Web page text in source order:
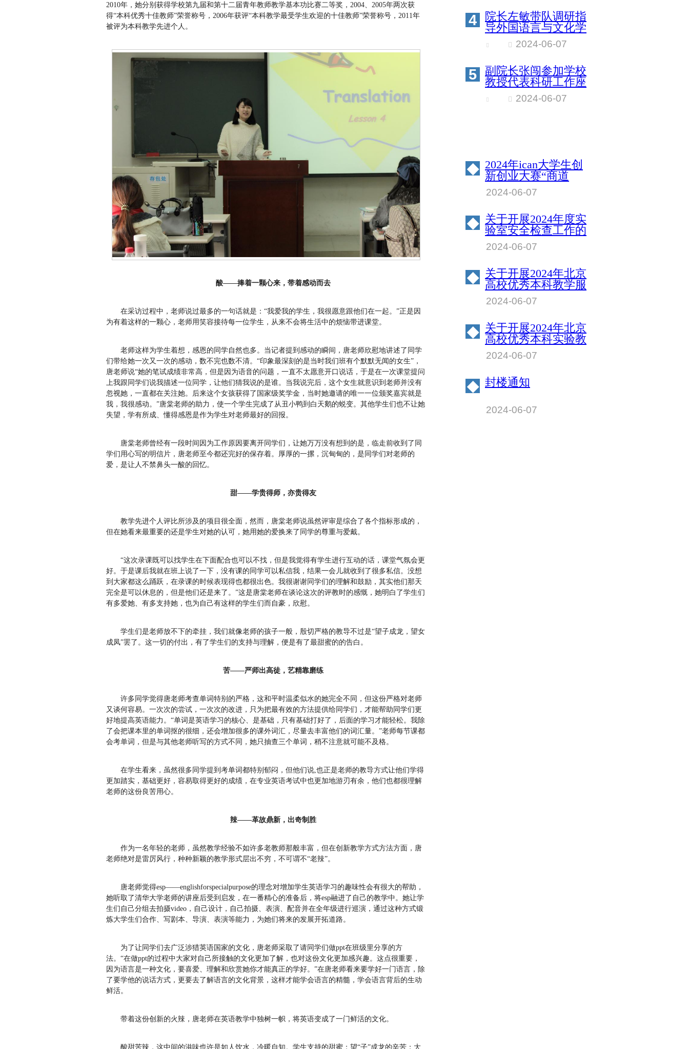
2010年，她分别获得学校第九届和第十二届青年教师教学基本功比赛二等奖，2004、2005年两次获
得“本科优秀十佳教师”荣誉称号，2006年获评“本科教学最受学生欢迎的十佳教师”荣誉称号，2011年
被评为本科教学先进个人。
酸——捧着一颗心来，带着感动而去
在采访过程中，老师说过最多的一句话就是：“我爱我的学生，我很愿意跟他们在一起。”正是因
为有着这样的一颗心，老师用笑容接待每一位学生，从来不会将生活中的烦恼带进课堂。
老师这样为学生着想，感恩的同学自然也多。当记者提到感动的瞬间，唐老师欣慰地讲述了同学
们带给她一次又一次的感动，数不完也数不清。“印象最深刻的是当时我们班有个默默无闻的女生”，
唐老师说“她的笔试成绩非常高，但是因为语音的问题，一直不太愿意开口说话，于是在一次课堂提问
上我跟同学们说我描述一位同学，让他们猜我说的是谁。当我说完后，这个女生就意识到老师并没有
忽视她，一直都在关注她。后来这个女孩获得了国家级奖学金，当时她邀请的唯一一位颁奖嘉宾就是
我，我很感动。”唐棠老师的助力，使一个学生完成了从丑小鸭到白天鹅的蜕变。其他学生们也不让她
失望，学有所成、懂得感恩是作为学生对老师最好的回报。
唐棠老师曾经有一段时间因为工作原因要离开同学们，让她万万没有想到的是，临走前收到了同
学们用心写的明信片，唐老师至今都还完好的保存着。厚厚的一摞，沉甸甸的，是同学们对老师的
爱，是让人不禁鼻头一酸的回忆。
甜——学贵得师，亦贵得友
教学先进个人评比所涉及的项目很全面，然而，唐棠老师说虽然评审是综合了各个指标形成的，
但在她看来最重要的还是学生对她的认可，她用她的爱换来了同学的尊重与爱戴。
“这次录课既可以找学生在下面配合也可以不找，但是我觉得有学生进行互动的话，课堂气氛会更
好。于是课后我就在班上说了一下，没有课的同学可以私信我，结果一会儿就收到了很多私信。没想
到大家都这么踊跃，在录课的时候表现得也都很出色。我很谢谢同学们的理解和鼓励，其实他们那天
完全是可以休息的，但是他们还是来了。”这是唐棠老师在谈论这次的评教时的感慨，她明白了学生们
有多爱她、有多支持她，也为自己有这样的学生们而自豪，欣慰。
学生们是老师放不下的牵挂，我们就像老师的孩子一般，殷切严格的教导不过是“望子成龙，望女
成凤”罢了。这一切的付出，有了学生们的支持与理解，便是有了最甜蜜的的告白。
苦——严师出高徒，艺精靠磨练
许多同学觉得唐老师考查单词特别的严格，这和平时温柔似水的她完全不同，但这份严格对老师
又谈何容易。一次次的尝试，一次次的改进，只为把最有效的方法提供给同学们，才能帮助同学们更
好地提高英语能力。“单词是英语学习的核心、是基础，只有基础打好了，后面的学习才能轻松。我除
了会把课本里的单词抠的很细，还会增加很多的课外词汇，尽量去丰富他们的词汇量。”老师每节课都
会考单词，但是与其他老师听写的方式不同，她只抽查三个单词，稍不注意就可能不及格。
在学生看来，虽然很多同学提到考单词都特别郁闷，但他们说,也正是老师的教导方式让他们学得
更加踏实，基础更好，容易取得更好的成绩，在专业英语考试中也更加地游刃有余，他们也都很理解
老师的这份良苦用心。
辣——革故鼎新，出奇制胜
作为一名年轻的老师，虽然教学经验不如许多老教师那般丰富，但在创新教学方式方法方面，唐
老师绝对是雷厉风行，种种新颖的教学形式层出不穷，不可谓不“老辣”。
唐老师觉得esp——englishforspecialpurpose的理念对增加学生英语学习的趣味性会有很大的帮助，
她听取了清华大学老师的讲座后受到启发，在一番精心的准备后，将esp融进了自己的教学中。她让学
生们自己分组去拍摄video，自己设计，自己拍摄、表演、配音并在全年级进行巡演，通过这种方式锻
炼大学生们合作、写剧本、导演、表演等能力，为她们将来的发展开拓道路。
为了让同学们去广泛涉猎英语国家的文化，唐老师采取了请同学们做ppt在班级里分享的方
法。“在做ppt的过程中大家对自己所接触的文化更加了解，也对这份文化更加感兴趣。这点很重要，
因为语言是一种文化，要喜爱、理解和欣赏她你才能真正的学好。”在唐老师看来要学好一门语言，除
了要学他的说话方式，更要去了解语言的文化背景，这样才能学会语言的精髓，学会语言背后的生动
鲜活。
带着这份创新的火辣，唐老师在英语教学中独树一帜，将英语变成了一门鲜活的文化。
酸甜苦辣，这中间的滋味也许是如人饮水，冷暖自知。学生支持的甜蜜；望“子”成龙的辛苦；大
4
院长左敏带队调研指
导外国语言与文化学
院工作2024-06-07
5
副院长张闯参加学校
教授代表科研工作座
2024-06-07
◆ 2024年ican大学生创
新创业大赛“商道
杯”管理决策模拟挑
战赛北京物资学院校
2024-06-07
◆ 关于开展2024年度实
验室安全检查工作的
通知
2024-06-07
◆ 关于开展2024年北京
高校优秀本科教学服
务保障人员评选工作
的通知
2024-06-07
◆ 关于开展2024年北京
高校优秀本科实验教
学指导教师评选工作
的通知
2024-06-07
◆ 封楼通知
2024-06-07